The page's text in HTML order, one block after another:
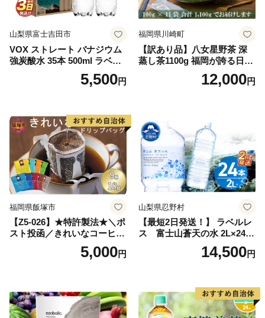
山梨県富士吉田市
VOX ストレート バナジウム
強炭酸水 35本 500ml ラベル
レス【富士吉田市限定カート
5,500円
福岡県川崎町
【訳あり品】八女星野茶 深
蒸し茶1100g 福岡が誇る日本
茶_ 訳アリ 常温 お茶 茶袋 常
備品 おちゃ ocha 茶葉 緑茶
小分け お土産 お取り寄せ グ
ルメ 福岡 九州 福岡県 国産
日本 ふかむし茶 ふかむし 家
庭用 自宅用 ちゃ りょくちゃ
ふかむしちゃ 急須 甘み 川崎
町 送料無料
12,000円
福岡県飯塚市
【Z5-026】★特許製法★＼ポ
スト投函／きれいなコーヒー
ドリップバッグ9種セット(18
袋)ゆうパケットでお届け！
5,000円
山梨県忍野村
【最短2日発送！】 ラベルレ
ス 富士山蒼天の水 2L×24本
（4ケース）※離島不可 天然
水 ミネラルウォーター 水 ペ
産 シリカ ミネラル 美容 備蓄
防災 長期保存 富士山 山梨県
忍野村
14,500円